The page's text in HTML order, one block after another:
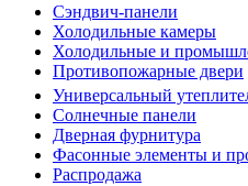
Сэндвич-панели
Холодильные камеры
Холодильные и
Противопожарные двери
Универсальный
Солнечные панели
Дверная фурнитура
Фасонные элементы и
Распродажа